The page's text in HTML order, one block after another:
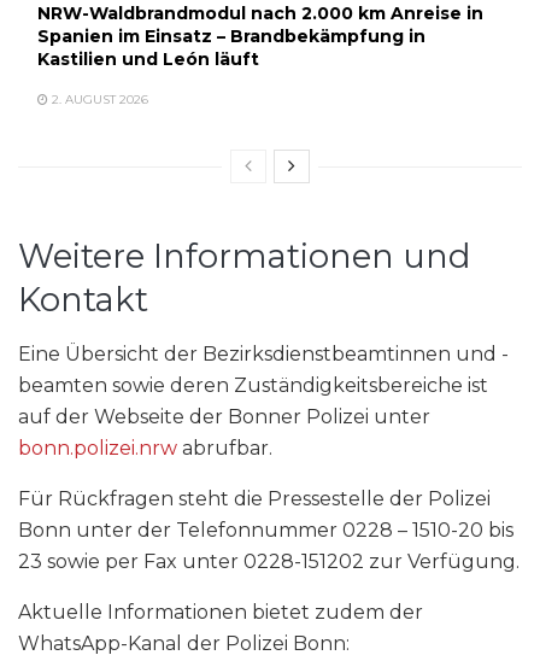
NRW-Waldbrandmodul nach 2.000 km Anreise in
Spanien im Einsatz – Brandbekämpfung in
Kastilien und León läuft
2. AUGUST 2026
Weitere Informationen und
Kontakt
Eine Übersicht der Bezirksdienstbeamtinnen und -
beamten sowie deren Zuständigkeitsbereiche ist
auf der Webseite der Bonner Polizei unter
bonn.polizei.nrw abrufbar.
Für Rückfragen steht die Pressestelle der Polizei
Bonn unter der Telefonnummer 0228 – 1510-20 bis
23 sowie per Fax unter 0228-151202 zur Verfügung.
Aktuelle Informationen bietet zudem der
WhatsApp-Kanal der Polizei Bonn: